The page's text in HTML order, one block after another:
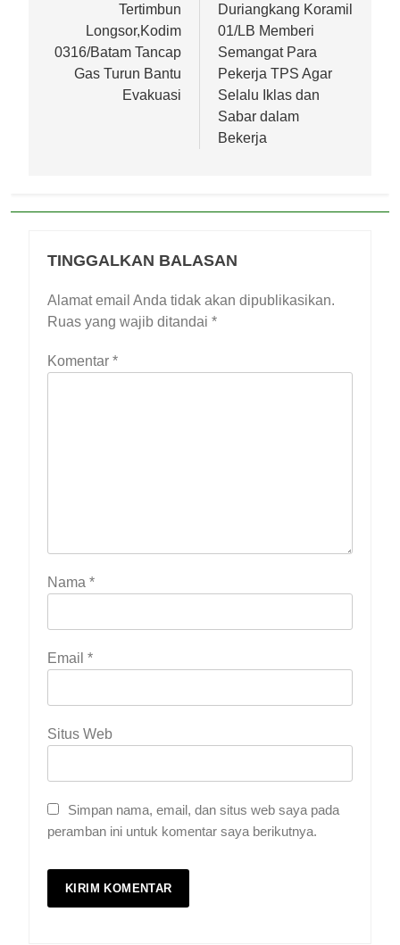
Tertimbun
Longsor,Kodim
0316/Batam Tancap
Gas Turun Bantu
Evakuasi
Duriangkang Koramil
01/LB Memberi
Semangat Para
Pekerja TPS Agar
Selalu Iklas dan
Sabar dalam
Bekerja
TINGGALKAN BALASAN
Alamat email Anda tidak akan dipublikasikan.
Ruas yang wajib ditandai *
Komentar *
Nama *
Email *
Situs Web
Simpan nama, email, dan situs web saya pada
peramban ini untuk komentar saya berikutnya.